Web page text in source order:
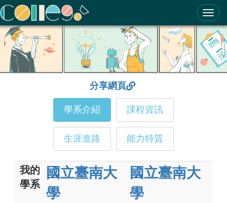
ColleGo! 大學選才與高中育才輔助系統
分享網頁
學系介紹 課程資訊
生涯進路 能力特質
我的
學系
國立臺南大
學
國立臺南大
學